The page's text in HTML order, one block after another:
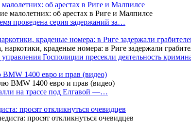
об арестах в Риге и Малпилсе
проведена серия задержаний за…
краденые номера: в Риге задержали
Госполиции пресекли деятельность
1400 евро и прав (видео)
на трассе под Елгавой —…
просят откликнуться очевидцев